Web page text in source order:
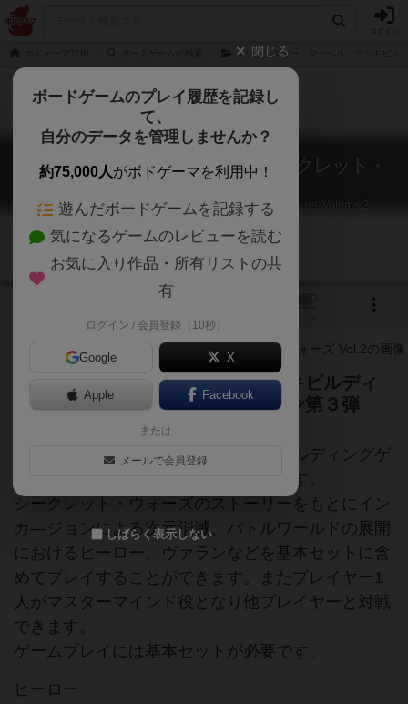
レジェンダリー：マーベル・デッキビル
レジェンダリー：マーベル・シークレット・
Legendary: A Marvel Deck Building Game – Secret Wars, Volume 2
レジェンダリー：マーベル・デッキビルディ
ングゲームの大型エキスパンション第３弾
レジェンダリー：マーベル・デッキビルディングゲ
ームの大型エキスパンション第３弾です。
シークレット・ウォーズのストーリーをもとにイン
カ―ジョンによる次元消滅、バトルワールドの展開
におけるヒーロー、ヴァランなどを基本セットに含
めてプレイすることができます。またプレイヤー1
人がマスターマインド役となり他プレイヤーと対戦
できます。
ゲームプレイには基本セットが必要です。
ヒーロー
閉じる
ボードゲームのプレイ履歴を記録し
て、
自分のデータを管理しませんか？
約75,000人がボドゲーマを利用中！
遊んだボードゲームを記録する
気になるゲームのレビューを読む
お気に入り作品・所有リストの共
有
ログイン / 会員登録（10秒）
Google X
Apple Facebook
または
メールで会員登録
しばらく表示しない